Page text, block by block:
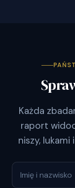
Każda
raport
niszy,